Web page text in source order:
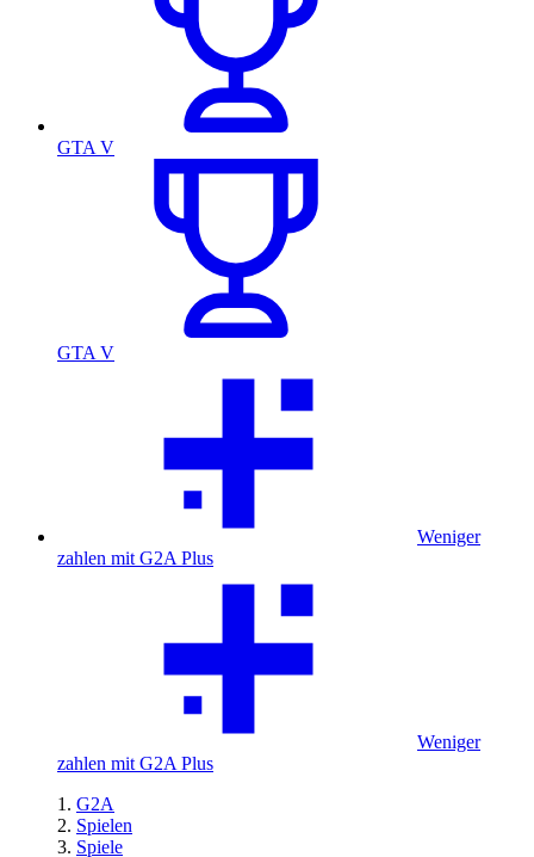
GTA V
GTA V
Weniger
zahlen mit G2A Plus
Weniger
zahlen mit G2A Plus
G2A
Spielen
Spiele